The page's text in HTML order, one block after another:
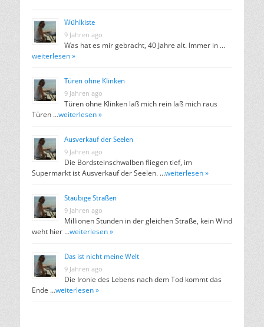
Wühlkiste
9 Jahren ago
Was hat es mir gebracht, 40 Jahre alt. Immer in …
weiterlesen »
Türen ohne Klinken
9 Jahren ago
Türen ohne Klinken laß mich rein laß mich raus
Türen …weiterlesen »
Ausverkauf der Seelen
9 Jahren ago
Die Bordsteinschwalben fliegen tief, im
Supermarkt ist Ausverkauf der Seelen. …weiterlesen »
Staubige Straßen
9 Jahren ago
Millionen Stunden in der gleichen Straße, kein Wind
weht hier …weiterlesen »
Das ist nicht meine Welt
9 Jahren ago
Die Ironie des Lebens nach dem Tod kommt das
Ende …weiterlesen »